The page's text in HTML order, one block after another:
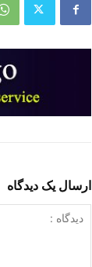
ارسال یک دیدگاه